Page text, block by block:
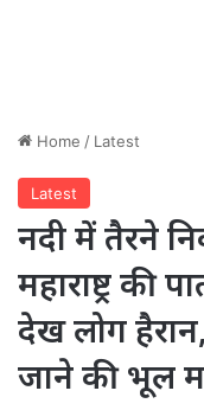
Home / Latest
Latest
नदी में तैरने
महाराष्ट्र की
देख लोग
जाने की भूल